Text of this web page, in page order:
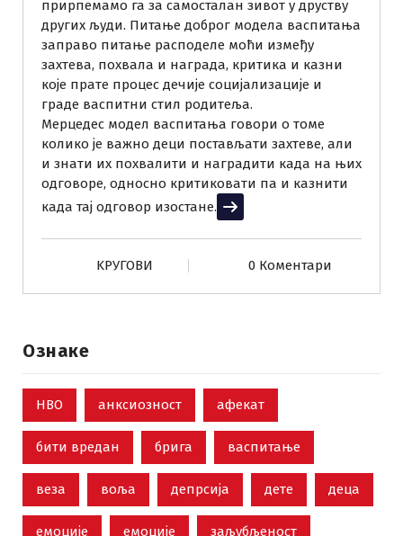
прирпемамо га за самосталан зивот у друству
других људи. Питање доброг модела васпитања
заправо питање расподеле моћи између
захтева, похвала и награда, критика и казни
које прате процес дечије социјализације и
граде васпитни стил родитеља.
Мерцедес модел васпитања говори о томе
колико је важно деци постављати захтеве, али
и знати их похвалити и наградити када на њих
одговоре, односно критиковати па и казнити
када тај одговор изостане. Прочитај више
KРУГОВИ 0 Коментари
Ознаке
НВО анксиозност афекат
бити вредан брига васпитање
веза воља депрсија дете деца
емоције емоције заљубљеност